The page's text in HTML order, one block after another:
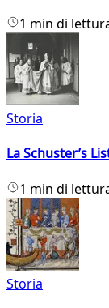
1 min di
Storia
La Schuster’s
1 min di
Storia